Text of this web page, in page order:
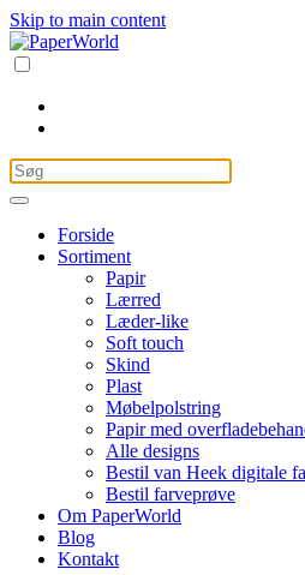
Skip to main content
Forside
Sortiment
Papir
Lærred
Læder-like
Soft touch
Skind
Plast
Møbelpolstring
Papir med
Alle designs
Bestil van Heek digitale
Bestil farveprøve
Om PaperWorld
Blog
Kontakt